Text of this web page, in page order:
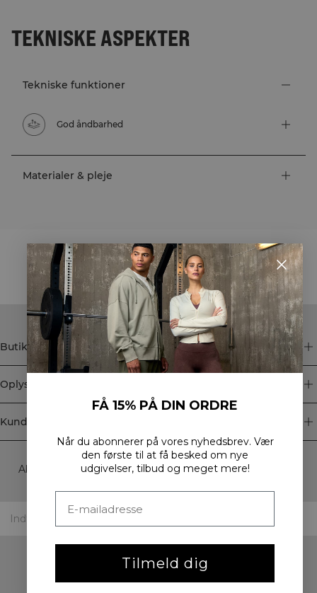
TEKNISKE ASPEKTER
Tekniske funktioner
God åndbarhed
Materialer & pleje
STYLE WITH
Butik
Oplysninger
Kundeservice
Newsletter
Abonner på vores nyhedsbrev! Få eksklusive tilbud, vores
FÅ 15% PÅ DIN ORDRE
Når du abonnerer på vores nyhedsbrev. Vær
den første til at få besked om nye
udgivelser, tilbud og meget mere!
Tilmeld dig